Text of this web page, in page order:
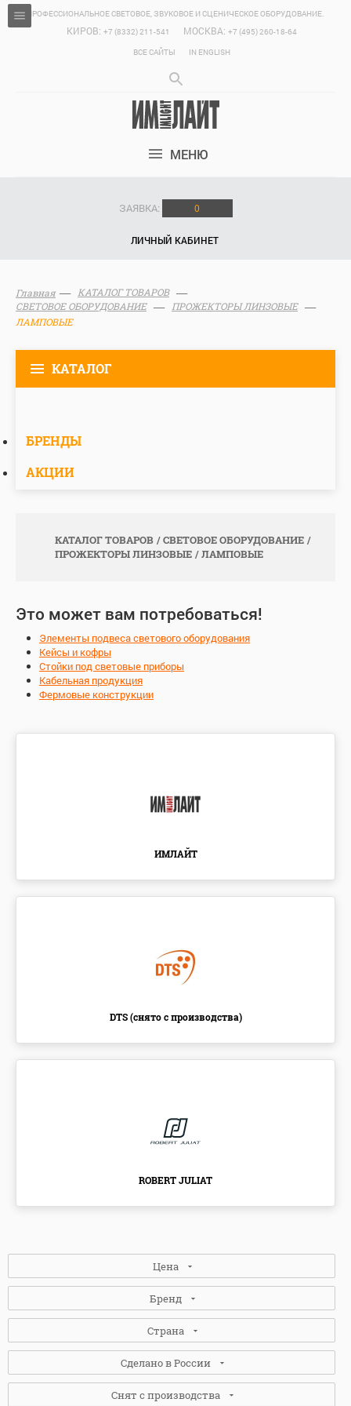
ПРОФЕССИОНАЛЬНОЕ СВЕТОВОЕ, ЗВУКОВОЕ И СЦЕНИЧЕСКОЕ ОБОРУДОВАНИЕ.
КИРОВ: +7 (8332) 211-541 МОСКВА: +7 (495) 260-18-64
ВСЕ САЙТЫ
IN ENGLISH
МЕНЮ
ЗАЯВКА: 0
ЛИЧНЫЙ КАБИНЕТ
Главная
КАТАЛОГ ТОВАРОВ
СВЕТОВОЕ ОБОРУДОВАНИЕ
ПРОЖЕКТОРЫ ЛИНЗОВЫЕ
ЛАМПОВЫЕ
КАТАЛОГ
БРЕНДЫ
АКЦИИ
КАТАЛОГ ТОВАРОВ
СВЕТОВОЕ ОБОРУДОВАНИЕ
ПРОЖЕКТОРЫ ЛИНЗОВЫЕ
ЛАМПОВЫЕ
Это может вам потребоваться!
Элементы подвеса светового оборудования
Кейсы и кофры
Стойки под световые приборы
Кабельная продукция
Фермовые конструкции
ИМЛАЙТ
DTS (снято с производства)
ROBERT JULIAT
Цена
Бренд
ROBERT JULIAT (4)
Страна
(5)
Сделано в России
Снят с производства